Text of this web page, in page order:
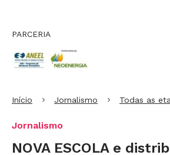
PARCERIA
Início Jornalismo Todas as
Jornalismo
NOVA ESCOLA e